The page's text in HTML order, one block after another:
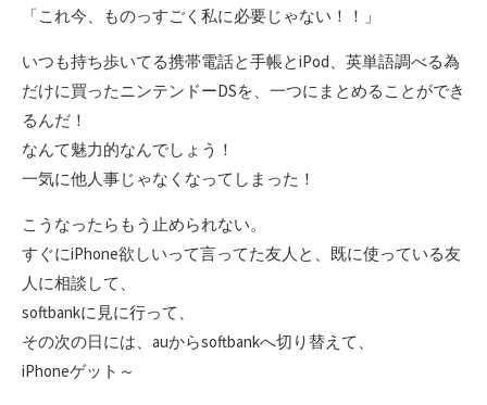
「これ今、ものっすごく私に必要じゃない！！」
いつも持ち歩いてる携帯電話と手帳とiPod、英単語調べる為
だけに買ったニンテンドーDSを、一つにまとめることができ
るんだ！
なんて魅力的なんでしょう！
一気に他人事じゃなくなってしまった！
こうなったらもう止められない。
すぐにiPhone欲しいって言ってた友人と、既に使っている友
人に相談して、
softbankに見に行って、
その次の日には、auからsoftbankへ切り替えて、
iPhoneゲット～